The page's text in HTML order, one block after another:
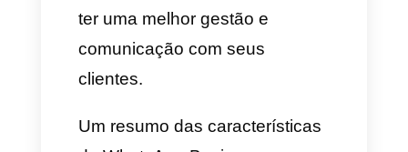
permite a você escalar seu
negócio paulatinamente, as
projetadas para analisar e